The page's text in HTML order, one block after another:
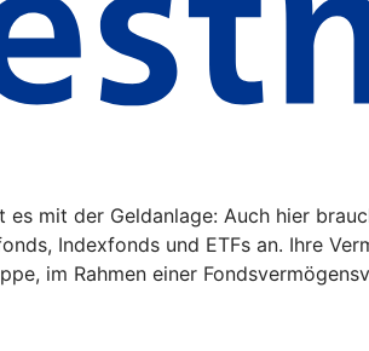
mit der Geldanlage: Auch hier
Indexfonds und ETFs an. Ihre
im Rahmen einer